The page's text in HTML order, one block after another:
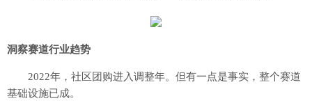
洞察赛道行业趋势
2022年，社区团购进入调整年。但有一点是事实，整个赛道
基础设施已成。